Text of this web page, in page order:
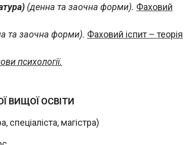
(денна та заочна форми). Фаховий
та заочна форми). Фаховий іспит – теорія
психології.
ВИЩОЇ ОСВІТИ
спеціаліста, магістра)